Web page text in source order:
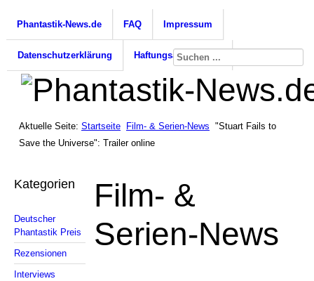
Phantastik-News.de FAQ Impressum
Datenschutzerklärung Haftungsausschluss
Aktuelle Seite: Startseite Film- & Serien-News "Stuart Fails to
Save the Universe": Trailer online
Kategorien
Deutscher
Phantastik Preis
Rezensionen
Interviews
Film- &
Serien-News